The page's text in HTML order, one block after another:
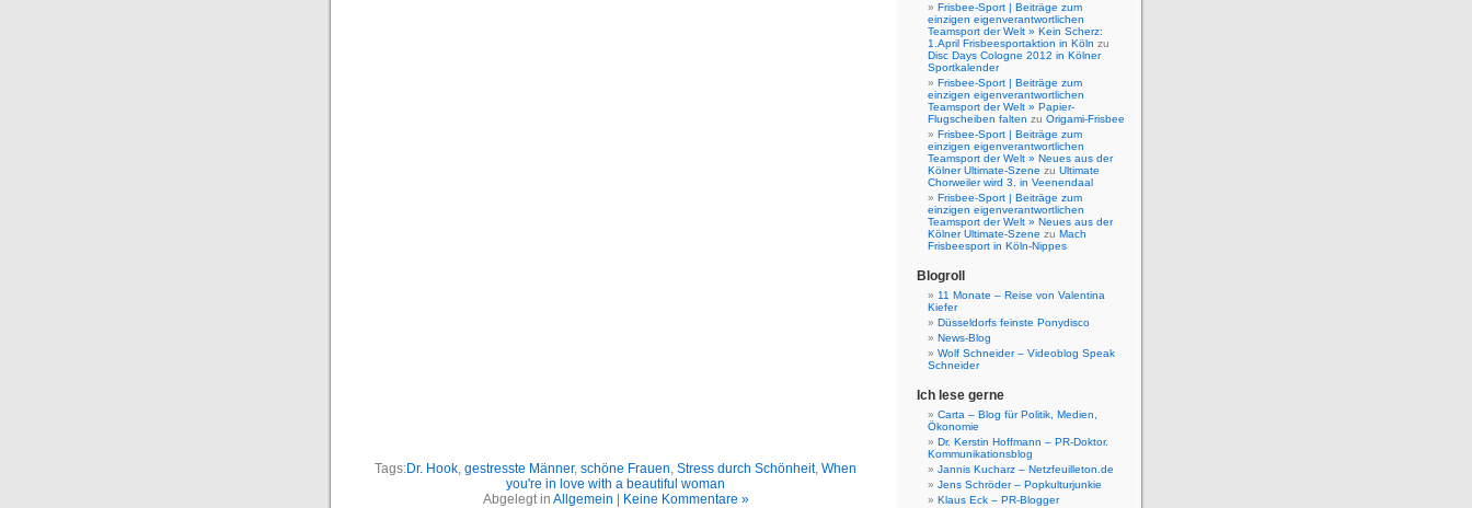
Tags:Dr. Hook, gestresste Männer, schöne Frauen, Stress durch Schönheit, When
you're in love with a beautiful woman
Abgelegt in Allgemein Keine Kommentare »
Frisbee-Sport | Beiträge zum
einzigen eigenverantwortlichen
Teamsport der Welt » Kein Scherz:
1.April Frisbeesportaktion in Köln zu
Disc Days Cologne 2012 in Kölner
Sportkalender
Frisbee-Sport | Beiträge zum
einzigen eigenverantwortlichen
Teamsport der Welt » Papier-
Flugscheiben falten zu Origami-Frisbee
Frisbee-Sport | Beiträge zum
einzigen eigenverantwortlichen
Teamsport der Welt » Neues aus der
Kölner Ultimate-Szene zu Ultimate
Chorweiler wird 3. in Veenendaal
Frisbee-Sport | Beiträge zum
einzigen eigenverantwortlichen
Teamsport der Welt » Neues aus der
Kölner Ultimate-Szene zu Mach
Frisbeesport in Köln-Nippes
Blogroll
11 Monate – Reise von Valentina
Kiefer
Düsseldorfs feinste Ponydisco
News-Blog
Wolf Schneider – Videoblog Speak
Schneider
Ich lese gerne
Carta – Blog für Politik, Medien,
Ökonomie
Dr. Kerstin Hoffmann – PR-Doktor.
Kommunikationsblog
Jannis Kucharz – Netzfeuilleton.de
Jens Schröder – Popkulturjunkie
Klaus Eck – PR-Blogger